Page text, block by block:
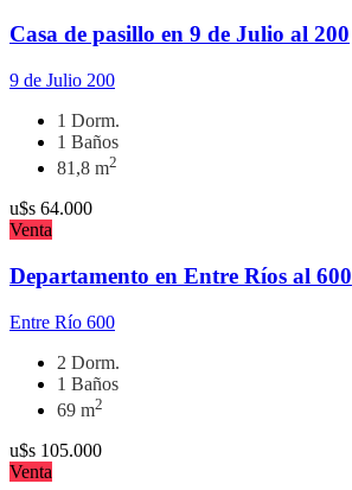
Casa de pasillo en 9 de Julio al 200
9 de Julio 200
1 Dorm.
1 Baños
81,8 m2
u$s 64.000
Venta
Departamento en Entre Ríos al 600
Entre Río 600
2 Dorm.
1 Baños
69 m2
u$s 105.000
Venta